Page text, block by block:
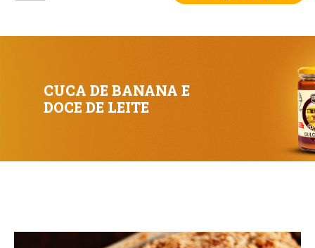
CUCA DE BANANA E
DOCE DE LEITE